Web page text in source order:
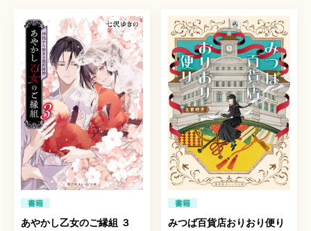
書籍
あやかし乙女のご縁組 ３
書籍
みつば百貨店おりおり便り